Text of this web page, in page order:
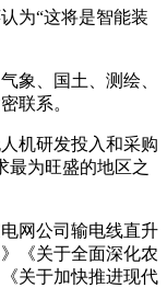
为“这将是智能装
、国土、测绘、
联系。
机研发投入和采购
最为旺盛的地区之
网公司输电线直升
《关于全面深化农
关于加快推进现代